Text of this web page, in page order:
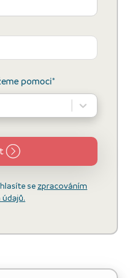
pomoci*
se zpracováním